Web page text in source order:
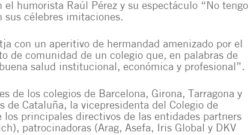
humorista Raúl Pérez y su espectáculo “No tengo
sus célebres imitaciones.
con un aperitivo de hermandad amenizado por el
de comunidad de un colegio que, en palabras de
salud institucional, económica y profesional”.
de los colegios de Barcelona, ​​Girona, Tarragona y
de Cataluña, la vicepresidenta del Colegio de
los principales directivos de las entidades partners
patrocinadoras (Arag, Asefa, Iris Global y DKV